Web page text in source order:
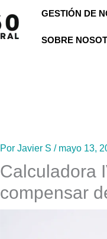
GESTIÓN DE
SOBRE
Por Javier S / mayo 13,
Calculadora
compensar